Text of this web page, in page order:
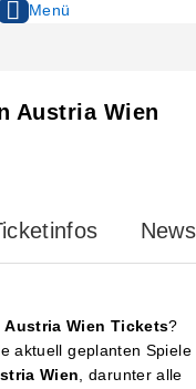
Menü
Austria Wien
News
Austria Wien Tickets?
aktuell geplanten Spiele
Wien, darunter alle